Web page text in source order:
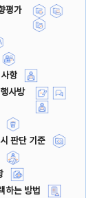
평가
항
사방
판단 기준
하는 방법